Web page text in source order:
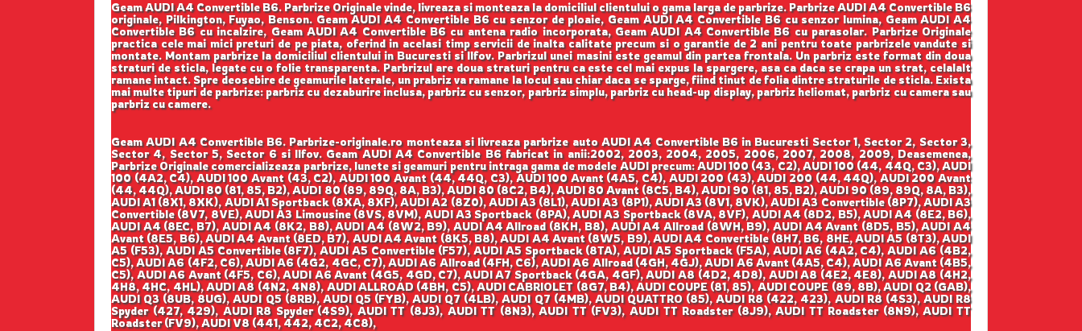
Geam AUDI A4 Convertible B6. Parbrize Originale vinde, livreaza si monteaza la domiciliul clientului o gama larga de parbrize. Parbrize AUDI A4 Convertible B6
originale, Pilkington, Fuyao, Benson. Geam AUDI A4 Convertible B6 cu senzor de ploaie, Geam AUDI A4 Convertible B6 cu senzor lumina, Geam AUDI A4
Convertible B6 cu incalzire, Geam AUDI A4 Convertible B6 cu antena radio incorporata, Geam AUDI A4 Convertible B6 cu parasolar. Parbrize Originale
practica cele mai mici preturi de pe piata, oferind in acelasi timp servicii de inalta calitate precum si o garantie de 2 ani pentru toate parbrizele vandute si
montate. Montam parbrize la domiciliul clientului in Bucuresti si Ilfov. Parbrizul unei masini este geamul din partea frontala. Un parbriz este format din doua
straturi de sticla, legate cu o folie transparenta. Parbrizul are doua straturi pentru ca este cel mai expus la spargere, asa ca daca se crapa un strat, celalalt
ramane intact. Spre deosebire de geamurile laterale, un prabriz va ramane la locul sau chiar daca se sparge, fiind tinut de folia dintre straturile de sticla. Exista
mai multe tipuri de parbrize: parbriz cu dezaburire inclusa, parbriz cu senzor, parbriz simplu, parbriz cu head-up display, parbriz heliomat, parbriz cu camera sau
parbriz cu camere.
Geam AUDI A4 Convertible B6. Parbrize-originale.ro monteaza si livreaza parbrize auto AUDI A4 Convertible B6 in Bucuresti Sector 1, Sector 2, Sector 3,
Sector 4, Sector 5, Sector 6 si Ilfov. Geam AUDI A4 Convertible B6 fabricat in anii:2002, 2003, 2004, 2005, 2006, 2007, 2008, 2009, Deasemenea,
Parbrize Originale comercializeaza parbrize, lunete si geamuri pentru intraga gama de modele AUDI precum: AUDI 100 (43, C2), AUDI 100 (44, 44Q, C3), AUDI
100 (4A2, C4), AUDI 100 Avant (43, C2), AUDI 100 Avant (44, 44Q, C3), AUDI 100 Avant (4A5, C4), AUDI 200 (43), AUDI 200 (44, 44Q), AUDI 200 Avant
(44, 44Q), AUDI 80 (81, 85, B2), AUDI 80 (89, 89Q, 8A, B3), AUDI 80 (8C2, B4), AUDI 80 Avant (8C5, B4), AUDI 90 (81, 85, B2), AUDI 90 (89, 89Q, 8A, B3),
AUDI A1 (8X1, 8XK), AUDI A1 Sportback (8XA, 8XF), AUDI A2 (8Z0), AUDI A3 (8L1), AUDI A3 (8P1), AUDI A3 (8V1, 8VK), AUDI A3 Convertible (8P7), AUDI A3
Convertible (8V7, 8VE), AUDI A3 Limousine (8VS, 8VM), AUDI A3 Sportback (8PA), AUDI A3 Sportback (8VA, 8VF), AUDI A4 (8D2, B5), AUDI A4 (8E2, B6),
AUDI A4 (8EC, B7), AUDI A4 (8K2, B8), AUDI A4 (8W2, B9), AUDI A4 Allroad (8KH, B8), AUDI A4 Allroad (8WH, B9), AUDI A4 Avant (8D5, B5), AUDI A4
Avant (8E5, B6), AUDI A4 Avant (8ED, B7), AUDI A4 Avant (8K5, B8), AUDI A4 Avant (8W5, B9), AUDI A4 Convertible (8H7, B6, 8HE, AUDI A5 (8T3), AUDI
A5 (F53), AUDI A5 Convertible (8F7), AUDI A5 Convertible (F57), AUDI A5 Sportback (8TA), AUDI A5 Sportback (F5A), AUDI A6 (4A2, C4), AUDI A6 (4B2,
C5), AUDI A6 (4F2, C6), AUDI A6 (4G2, 4GC, C7), AUDI A6 Allroad (4FH, C6), AUDI A6 Allroad (4GH, 4GJ), AUDI A6 Avant (4A5, C4), AUDI A6 Avant (4B5,
C5), AUDI A6 Avant (4F5, C6), AUDI A6 Avant (4G5, 4GD, C7), AUDI A7 Sportback (4GA, 4GF), AUDI A8 (4D2, 4D8), AUDI A8 (4E2, 4E8), AUDI A8 (4H2,
4H8, 4HC, 4HL), AUDI A8 (4N2, 4N8), AUDI ALLROAD (4BH, C5), AUDI CABRIOLET (8G7, B4), AUDI COUPE (81, 85), AUDI COUPE (89, 8B), AUDI Q2 (GAB),
AUDI Q3 (8UB, 8UG), AUDI Q5 (8RB), AUDI Q5 (FYB), AUDI Q7 (4LB), AUDI Q7 (4MB), AUDI QUATTRO (85), AUDI R8 (422, 423), AUDI R8 (4S3), AUDI R8
Spyder (427, 429), AUDI R8 Spyder (4S9), AUDI TT (8J3), AUDI TT (8N3), AUDI TT (FV3), AUDI TT Roadster (8J9), AUDI TT Roadster (8N9), AUDI TT
Roadster (FV9), AUDI V8 (441, 442, 4C2, 4C8),